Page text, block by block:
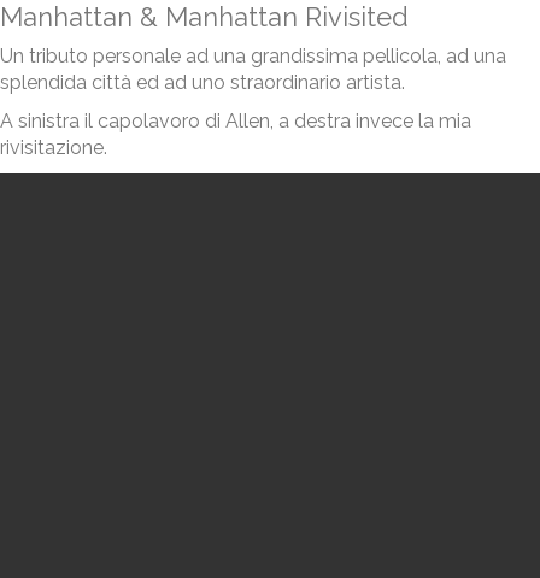
Manhattan & Manhattan Rivisited
Un tributo personale ad una grandissima pellicola, ad una
splendida città ed ad uno straordinario artista.
A sinistra il capolavoro di Allen, a destra invece la mia
rivisitazione.